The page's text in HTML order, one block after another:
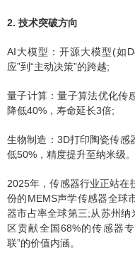
2. 技术突破方向
AI大模型：开源大模型(如
应”到“主动决策”的跨越;
量子计算：量子算法优化传
降低40%，寿命延长3倍;
生物制造：3D打印陶瓷传感
低50%，精度提升至纳米级。
2025年，传感器行业正站在
份的MEMS声学传感器全球
器市占率全球第三;从苏州
区贡献全国68%的传感器
联”的价值内涵。